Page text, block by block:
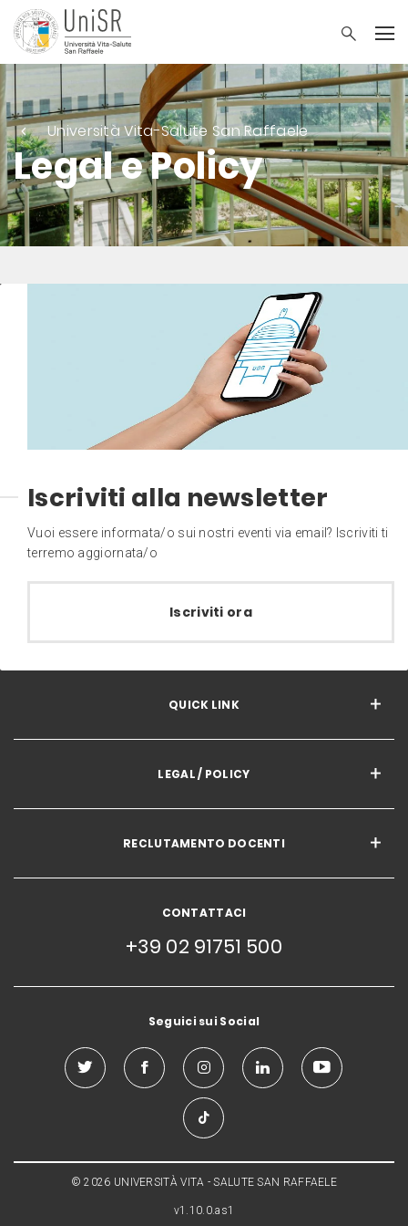
Università Vita-Salute San Raffaele
Legal e Policy
Iscriviti alla newsletter
Vuoi essere informata/o sui nostri eventi via email? Iscriviti ti
terremo aggiornata/o
Iscriviti ora
QUICK LINK
LEGAL / POLICY
RECLUTAMENTO DOCENTI
CONTATTACI
+39 02 91751 500
Seguici sui Social
© 2026 UNIVERSITÀ VITA - SALUTE SAN RAFFAELE
v1.10.0.as1